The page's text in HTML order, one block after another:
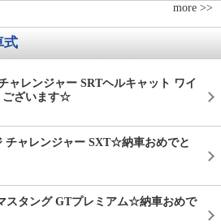
more >>
式
レンジャー SRTヘルキャット ワイ
ございます☆
ャレンジャー SXT☆納車おめでと
タング GTプレミアム☆納車おめで